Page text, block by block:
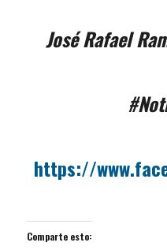
José Rafael
https://
Comparte esto: